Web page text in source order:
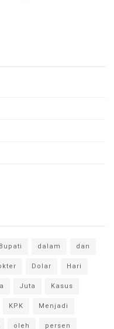
Bupati dalam
dan
Dolar
Hari
Juta
Kasus
KPK
Menjadi
oleh
persen